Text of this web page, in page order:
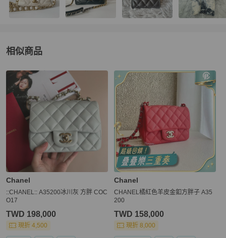
相似商品
更多相似Chanel 女包推薦精品
Chanel
::CHANEL:: A35200冰川灰 方胖 COC
O17
TWD 198,000
現折 4,500
Chanel
CHANEL橘紅色羊皮金釦方胖子 A35
200
TWD 158,000
現折 8,000